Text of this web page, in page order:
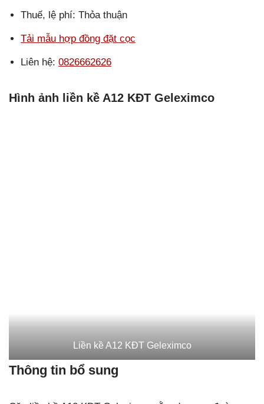
Thuế, lệ phí: Thỏa thuận
Tải mẫu hợp đồng đặt cọc
Liên hệ: 0826662626
Hình ảnh liền kề A12 KĐT Geleximco
Liền kề A12 KĐT Geleximco
Thông tin bổ sung